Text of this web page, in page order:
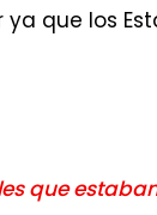
que los
que